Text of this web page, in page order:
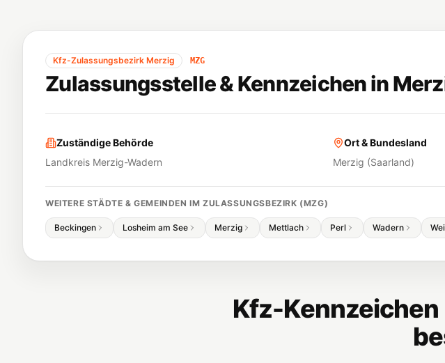
Kfz-Zulassungsbezirk Merzig MZG
Zulassungsstelle & Kennzeichen in
Zuständige Behörde
Landkreis Merzig-Wadern
Ort & Bundesland
Merzig (Saarland)
WEITERE STÄDTE & GEMEINDEN IM ZULASSUNGSBEZIRK (MZG)
Beckingen Losheim am See Merzig Mettlach Perl Wadern
Kfz-